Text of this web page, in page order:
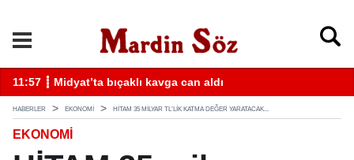
11:57 ┋ Midyat’ta bıçaklı kavga can aldı
HABERLER EKONOMİ HİTAM 35 MILYAR TL’LIK KATMA DEĞER YARATACAK...
EKONOMİ